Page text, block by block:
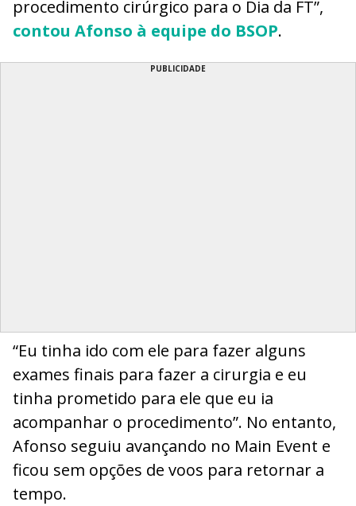
procedimento cirúrgico para o Dia da FT”,
contou Afonso à equipe do BSOP.
PUBLICIDADE
“Eu tinha ido com ele para fazer alguns
exames finais para fazer a cirurgia e eu
tinha prometido para ele que eu ia
acompanhar o procedimento”. No entanto,
Afonso seguiu avançando no Main Event e
ficou sem opções de voos para retornar a
tempo.